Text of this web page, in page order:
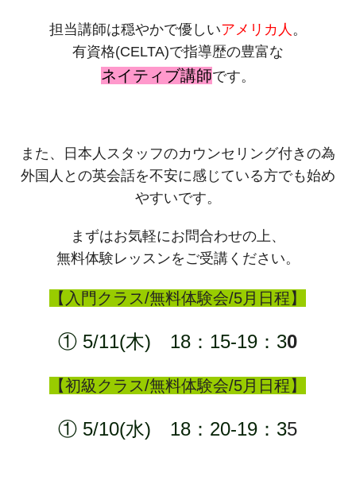
担当講師は穏やかで優しいアメリカ人 。
有資格(CELTA)で指導歴の豊富な
ネイティブ講師です。
また、日本人スタッフのカウンセリング付きの為
外国人との英会話を不安に感じている方でも始め
やすいです。
まずはお気軽にお問合わせの上、
無料体験レッスンをご受講ください。
【入門クラス/無料体験会/5月日程】
① 5/11(木) 18：15-19：30
【初級クラス/無料体験会/5月日程】
① 5/10(水) 18：20-19：35